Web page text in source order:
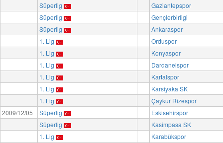
Süperlig
Gaziantepspor
Süperlig
Gençlerbirligi
Süperlig
Ankaraspor
1. Lig
Orduspor
1. Lig
Konyaspor
1. Lig
Dardanelspor
1. Lig
Kartalspor
1. Lig
Karsiyaka SK
1. Lig
Çaykur Rizespor
2009/12/05
Süperlig
Eskisehirspor
Süperlig
Kasimpasa SK
1. Lig
Karabükspor